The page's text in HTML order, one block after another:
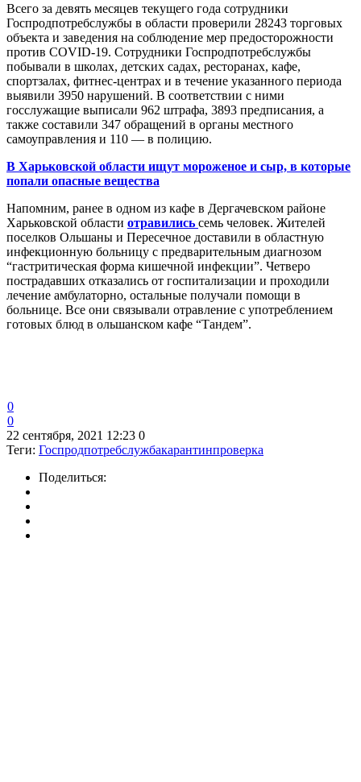
Всего за девять месяцев текущего года сотрудники
Госпродпотребслужбы в области проверили 28243 торговых
объекта и заведения на соблюдение мер предосторожности
против COVID-19. Сотрудники Госпродпотребслужбы
побывали в школах, детских садах, ресторанах, кафе,
спортзалах, фитнес-центрах и в течение указанного периода
выявили 3950 нарушений. В соответствии с ними
госслужащие выписали 962 штрафа, 3893 предписания, а
также составили 347 обращений в органы местного
самоуправления и 110 — в полицию.
В Харьковской области ищут мороженое и сыр, в которые
попали опасные вещества
Напомним, ранее в одном из кафе в Дергачевском районе
Харьковской области отравились семь человек. Жителей
поселков Ольшаны и Пересечное доставили в областную
инфекционную больницу с предварительным диагнозом
“гастритическая форма кишечной инфекции”. Четверо
пострадавших отказались от госпитализации и проходили
лечение амбулаторно, остальные получали помощи в
больнице. Все они связывали отравление с употреблением
готовых блюд в ольшанском кафе “Тандем”.
0
0
22 сентября, 2021 12:23 0
Теги: Госпродпотребслужбакарантинпроверка
Поделиться: